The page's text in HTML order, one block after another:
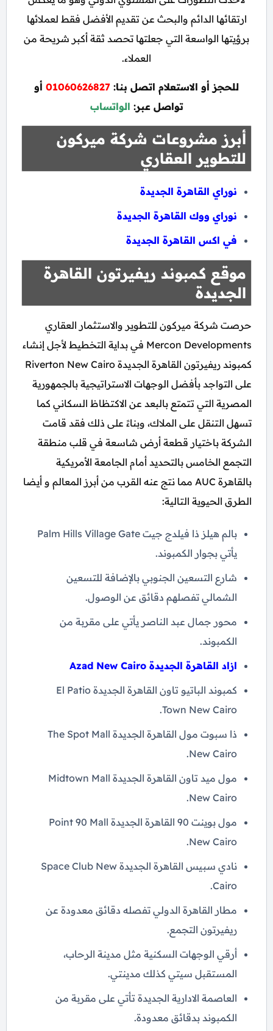
ارتقائها الدائم والبحث عن تقديم الأفضل فقط لعملائها
برؤيتها الواسعة التي جعلتها تحصد ثقة أكبر شريحة من
العملاء.
للحجز أو الاستعلام اتصل بنا: 01060626827 أو
تواصل عبر: الواتساب
أبرز مشروعات شركة ميركون
للتطوير العقاري
نوراي القاهرة الجديدة
نوراي ووك القاهرة الجديدة
في اكس القاهرة الجديدة
موقع كمبوند ريفيرتون القاهرة
الجديدة
حرصت شركة ميركون للتطوير والاستثمار العقاري
Mercon Developments في بداية التخطيط لأجل إنشاء
كمبوند ريفيرتون القاهرة الجديدة Riverton New Cairo
على التواجد بأفضل الوجهات الاستراتيجية بالجمهورية
المصرية التي تتمتع بالبعد عن الاكتظاظ السكاني كما
تسهل التنقل على الملاك، وبناءً على ذلك فقد قامت
الشركة باختيار قطعة أرض شاسعة في قلب منطقة
التجمع الخامس بالتحديد أمام الجامعة الأمريكية
بالقاهرة AUC مما نتج عنه القرب من أبرز المعالم و أيضا
الطرق الحيوية التالية:
بالم هيلز ذا فيلدج جيت Palm Hills Village Gate
يأتي بجوار الكمبوند.
شارع التسعين الجنوبي بالإضافة للتسعين
الشمالي تفصلهم دقائق عن الوصول.
محور جمال عبد الناصر يأتي على مقربة من
الكمبوند.
ازاد القاهرة الجديدة Azad New Cairo
كمبوند الباتيو تاون القاهرة الجديدة El Patio
Town New Cairo.
ذا سبوت مول القاهرة الجديدة The Spot Mall
New Cairo.
مول ميد تاون القاهرة الجديدة Midtown Mall
New Cairo.
مول بوينت 90 القاهرة الجديدة Point 90 Mall
New Cairo.
نادي سبيس القاهرة الجديدة Space Club New
Cairo.
مطار القاهرة الدولي تفصله دقائق معدودة عن
ريفيرتون التجمع.
أرقي الوجهات السكنية مثل مدينة الرحاب،
المستقبل سيتي كذلك مدينتي.
العاصمة الادارية الجديدة تأتي على مقربة من
الكمبوند بدقائق معدودة.